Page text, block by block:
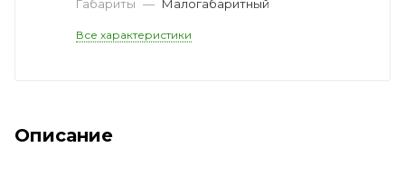
Габариты — Малогабаритный
Все характеристики
Описание